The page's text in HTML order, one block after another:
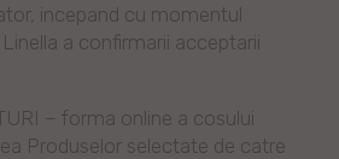
incepand cu momentul
a confirmarii acceptarii
– forma online a cosului
Produselor selectate de catre